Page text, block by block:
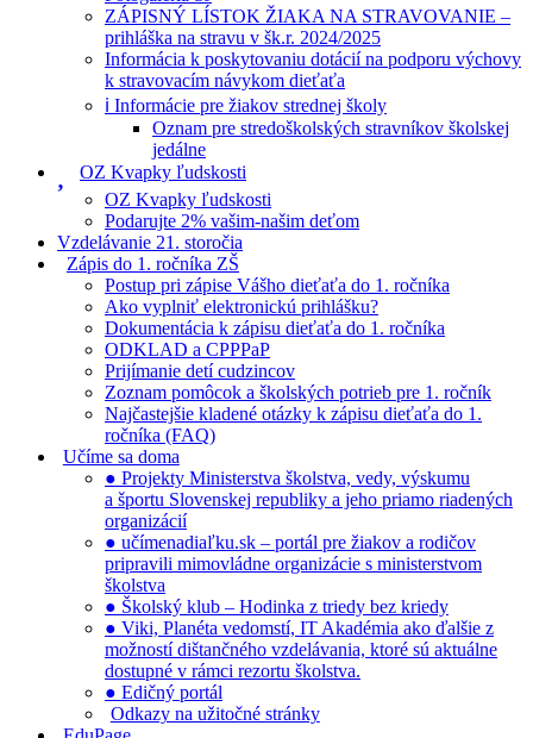
ZÁPISNÝ LÍSTOK ŽIAKA NA STRAVOVANIE –
prihláška na stravu v šk.r. 2024/2025
Informácia k poskytovaniu dotácií na podporu výchovy
k stravovacím návykom dieťaťa
ℹ️ Informácie pre žiakov strednej školy
Oznam pre stredoškolských stravníkov školskej
jedálne
OZ Kvapky ľudskosti
OZ Kvapky ľudskosti
Podarujte 2% vašim-našim deťom
Vzdelávanie 21. storočia
Zápis do 1. ročníka ZŠ
Postup pri zápise Vášho dieťaťa do 1. ročníka
Ako vyplniť elektronickú prihlášku?
Dokumentácia k zápisu dieťaťa do 1. ročníka
ODKLAD a CPPPaP
Prijímanie detí cudzincov
Zoznam pomôcok a školských potrieb pre 1. ročník
Najčastejšie kladené otázky k zápisu dieťaťa do 1.
ročníka (FAQ)
Učíme sa doma
● Projekty Ministerstva školstva, vedy, výskumu
a športu Slovenskej republiky a jeho priamo riadených
organizácií
● učímenadiaľku.sk – portál pre žiakov a rodičov
pripravili mimovládne organizácie s ministerstvom
školstva
● Školský klub – Hodinka z triedy bez kriedy
● Viki, Planéta vedomstí, IT Akadémia ako ďalšie z
možností dištančného vzdelávania, ktoré sú aktuálne
dostupné v rámci rezortu školstva.
● Edičný portál
Odkazy na užitočné stránky